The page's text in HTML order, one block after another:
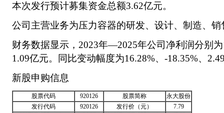
本次发行预计募集资金总额3.62亿元。
公司主营业务为压力容器的研发、设计、制造、
财务数据显示，2023年—2025年公司净利润分别
1.09亿元。同比变动幅度为16.28%、-18.35%、
新股申购信息
股票代码 920126 股票简称
永大股份
发行代码
920126 发行价（元）
7.79